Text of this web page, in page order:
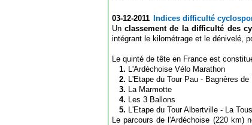
03-12-2011
Indices difficulté
Un classement de la difficulté des
intégrant le kilométrage et le dénivelé,
Le quinté de tête en France est
1. L'Ardéchoise Vélo Marathon
2. L'Etape du Tour Pau - Bagnères de
3. La Marmotte
4. Les 3 Ballons
5. L'Etape du Tour Albertville - La
Le parcours de l'Ardéchoise (220 km)